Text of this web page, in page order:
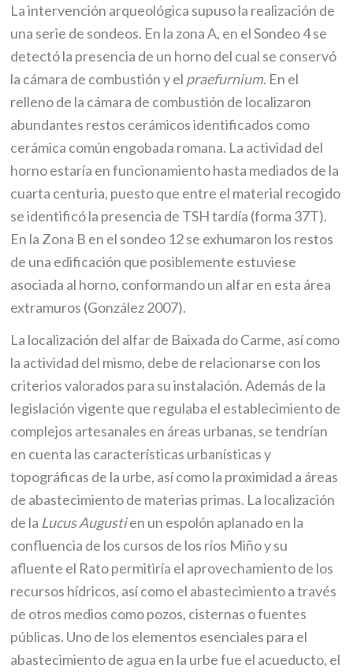
La intervención arqueológica supuso la realización de
una serie de sondeos. En la zona A, en el Sondeo 4 se
detectó la presencia de un horno del cual se conservó
la cámara de combustión y el praefurnium. En el
relleno de la cámara de combustión de localizaron
abundantes restos cerámicos identificados como
cerámica común engobada romana. La actividad del
horno estaría en funcionamiento hasta mediados de la
cuarta centuria, puesto que entre el material recogido
se identificó la presencia de TSH tardía (forma 37T).
En la Zona B en el sondeo 12 se exhumaron los restos
de una edificación que posiblemente estuviese
asociada al horno, conformando un alfar en esta área
extramuros (González 2007).
La localización del alfar de Baixada do Carme, así como
la actividad del mismo, debe de relacionarse con los
criterios valorados para su instalación. Además de la
legislación vigente que regulaba el establecimiento de
complejos artesanales en áreas urbanas, se tendrían
en cuenta las características urbanísticas y
topográficas de la urbe, así como la proximidad a áreas
de abastecimiento de materias primas. La localización
de la Lucus Augustien un espolón aplanado en la
confluencia de los cursos de los ríos Miño y su
afluente el Rato permitiría el aprovechamiento de los
recursos hídricos, así como el abastecimiento a través
de otros medios como pozos, cisternas o fuentes
públicas. Uno de los elementos esenciales para el
abastecimiento de agua en la urbe fue el acueducto, el